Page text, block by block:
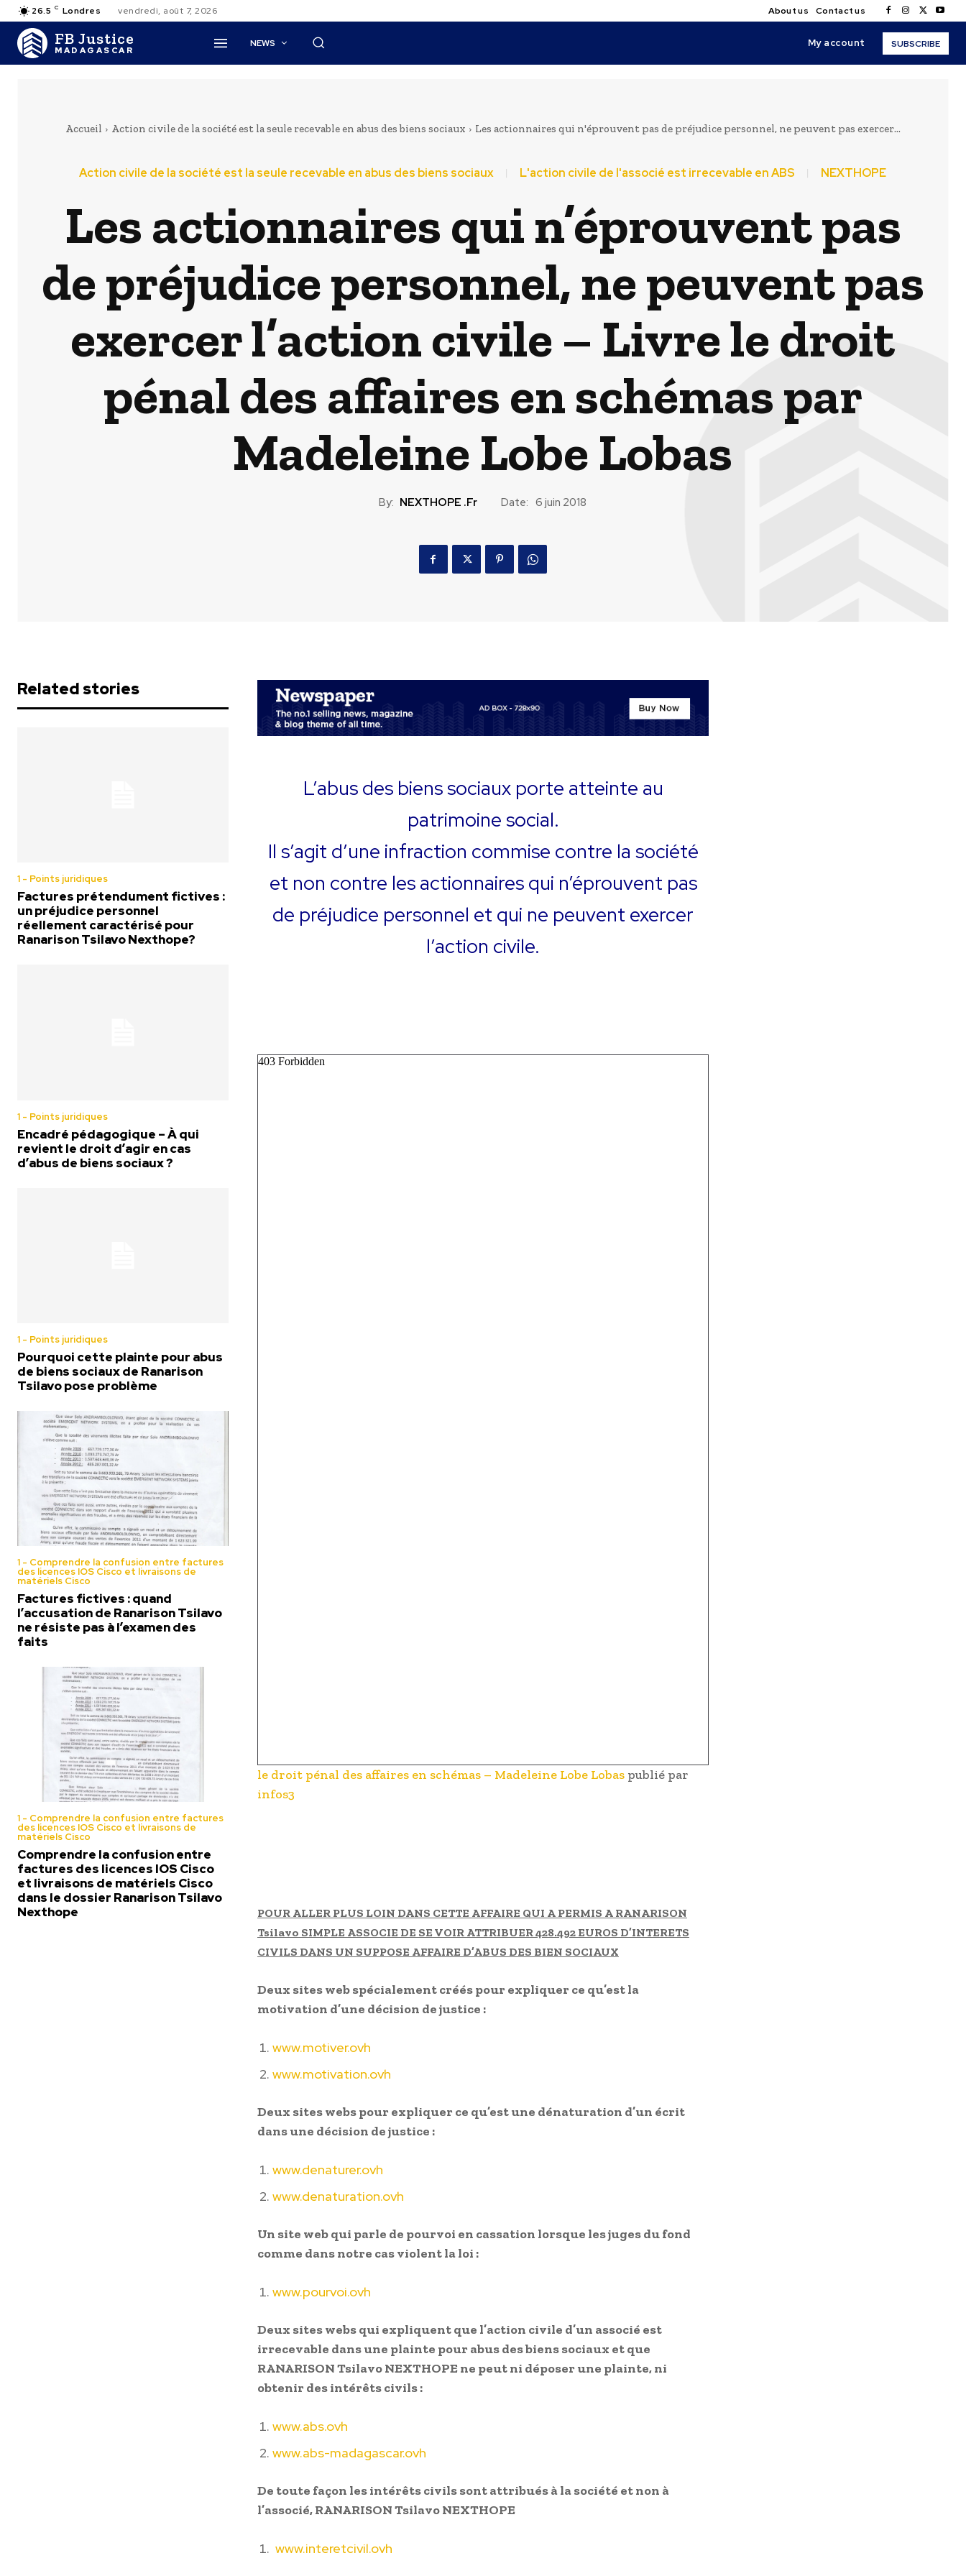
26.5 C Londres vendredi, août 7, 2026 About us Contact us
FB Justice
MADAGASCAR
NEWS My account SUBSCRIBE
Accueil Action civile de la société est la seule recevable en abus des biens sociaux Les actionnaires qui n'éprouvent pas de préjudice personnel, ne peuvent pas exercer...
Action civile de la société est la seule recevable en abus des biens sociaux L'action civile de l'associé est irrecevable en ABS NEXTHOPE
Les actionnaires qui n’éprouvent pas
de préjudice personnel, ne peuvent pas
exercer l’action civile – Livre le droit
pénal des affaires en schémas par
Madeleine Lobe Lobas
By: NEXTHOPE .fr Date: 6 juin 2018
Related stories
1 - Points juridiques
Factures prétendument fictives :
un préjudice personnel
réellement caractérisé pour
Ranarison Tsilavo Nexthope?
1 - Points juridiques
Encadré pédagogique – À qui
revient le droit d’agir en cas
d’abus de biens sociaux ?
1 - Points juridiques
Pourquoi cette plainte pour abus
de biens sociaux de Ranarison
Tsilavo pose problème
1 - Comprendre la confusion entre factures
des licences IOS Cisco et livraisons de
matériels Cisco
Factures fictives : quand
l’accusation de Ranarison Tsilavo
ne résiste pas à l’examen des
faits
1 - Comprendre la confusion entre factures
des licences IOS Cisco et livraisons de
matériels Cisco
Comprendre la confusion entre
factures des licences IOS Cisco
et livraisons de matériels Cisco
dans le dossier Ranarison Tsilavo
Nexthope
L’abus des biens sociaux porte atteinte au
patrimoine social.
Il s’agit d’une infraction commise contre la société
et non contre les actionnaires qui n’éprouvent pas
de préjudice personnel et qui ne peuvent exercer
l’action civile.
le droit pénal des affaires en schémas – Madeleine Lobe Lobas publié par
infos3
POUR ALLER PLUS LOIN DANS CETTE AFFAIRE QUI A PERMIS A RANARISON
Tsilavo SIMPLE ASSOCIE DE SE VOIR ATTRIBUER 428.492 EUROS D’INTERETS
CIVILS DANS UN SUPPOSE AFFAIRE D’ABUS DES BIEN SOCIAUX
Deux sites web spécialement créés pour expliquer ce qu’est la
motivation d’une décision de justice :
www.motiver.ovh
www.motivation.ovh
Deux sites webs pour expliquer ce qu’est une dénaturation d’un écrit
dans une décision de justice :
www.denaturer.ovh
www.denaturation.ovh
Un site web qui parle de pourvoi en cassation lorsque les juges du fond
comme dans notre cas violent la loi :
www.pourvoi.ovh
Deux sites webs qui expliquent que l’action civile d’un associé est
irrecevable dans une plainte pour abus des biens sociaux et que
RANARISON Tsilavo NEXTHOPE ne peut ni déposer une plainte, ni
obtenir des intérêts civils :
www.abs.ovh
www.abs-madagascar.ovh
De toute façon les intérêts civils sont attribués à la société et non à
l’associé, RANARISON Tsilavo NEXTHOPE
www.interetcivil.ovh